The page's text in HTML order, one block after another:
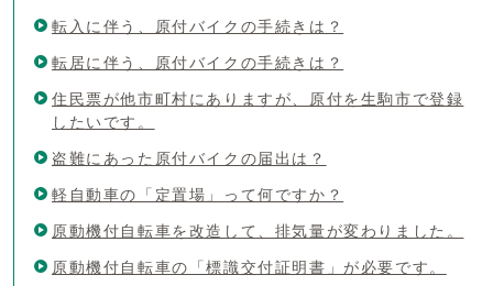
転入に伴う、原付バイクの手続きは？
転居に伴う、原付バイクの手続きは？
住民票が他市町村にありますが、原付を生駒市で登録
したいです。
盗難にあった原付バイクの届出は？
軽自動車の「定置場」って何ですか？
原動機付自転車を改造して、排気量が変わりました。
原動機付自転車の「標識交付証明書」が必要です。